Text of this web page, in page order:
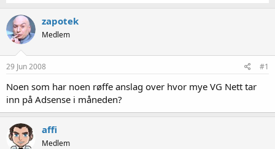
e
r
zapotek
Medlem
29 Jun 2008 #1
Noen som har noen røffe anslag over hvor mye VG Nett tar
inn på Adsense i måneden?
affi
Medlem